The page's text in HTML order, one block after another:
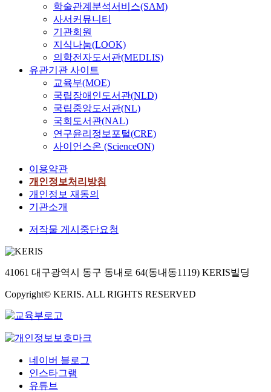
학술관계분석서비스(SAM)
사서커뮤니티
기관회원
지식나눔(LOOK)
의학전자도서관(MEDLIS)
유관기관 사이트
교육부(MOE)
국립장애인도서관(NLD)
국립중앙도서관(NL)
국회도서관(NAL)
연구윤리정보포털(CRE)
사이언스온 (ScienceON)
이용약관
개인정보처리방침
개인정보 재동의
기관소개
저작물 게시중단요청
41061 대구광역시 동구 동내로 64(동내동1119) KERIS빌딩
Copyright© KERIS. ALL RIGHTS RESERVED
네이버 블로그
인스타그램
유튜브